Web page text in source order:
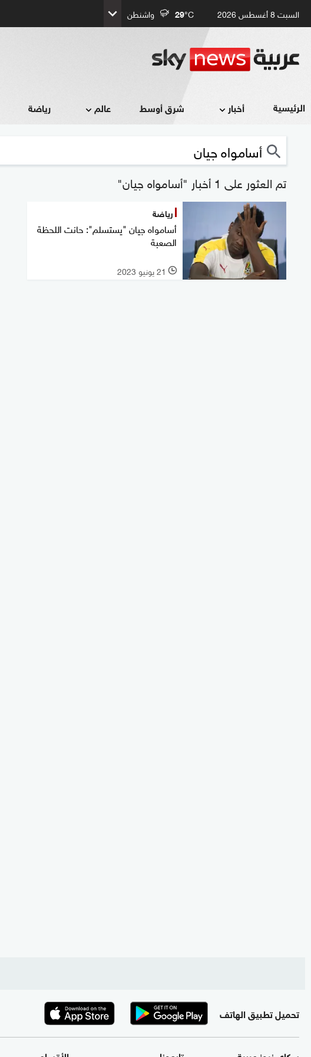
السبت 8 أغسطس 2026 29°C واشنطن
الرئيسية أخبار شرق أوسط عالم رياضة
تم العثور على 1 أخبار "أسامواه جيان"
رياضة
أسامواه جيان "يستسلم": حانت اللحظة
الصعبة
l 21 يونيو 2023
تحميل تطبيق الهاتف